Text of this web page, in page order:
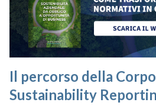
Il percorso della
Sustainability